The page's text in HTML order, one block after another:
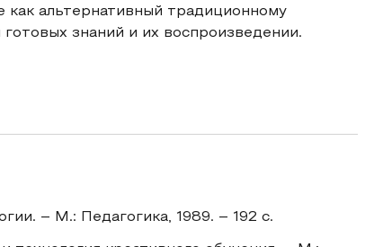
как альтернативный традиционному
знаний и их воспроизведении.
– М.: Педагогика, 1989. – 192 с.